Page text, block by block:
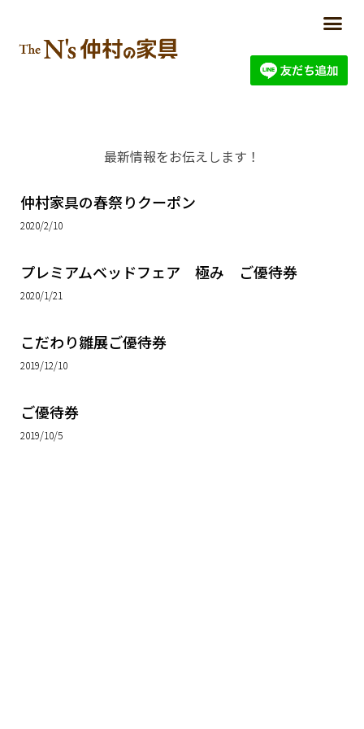
最新情報をお伝えします！
仲村家具の春祭りクーポン
2020/2/10
プレミアムベッドフェア 極み ご優待券
2020/1/21
こだわり雛展ご優待券
2019/12/10
ご優待券
2019/10/5